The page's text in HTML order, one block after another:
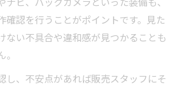
確認を行うことがポイントです。見た
ない不具合や違和感が見つかることも
し、不安点があれば販売スタッフにそ